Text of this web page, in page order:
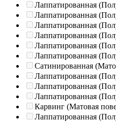
Лаппатированная
Лаппатированная
Лаппатированная
Лаппатированная
Лаппатированная
Лаппатированная
Сатинированная
Лаппатированная
Лаппатированная
Лаппатированная
Карвинг (Матовая
Лаппатированная